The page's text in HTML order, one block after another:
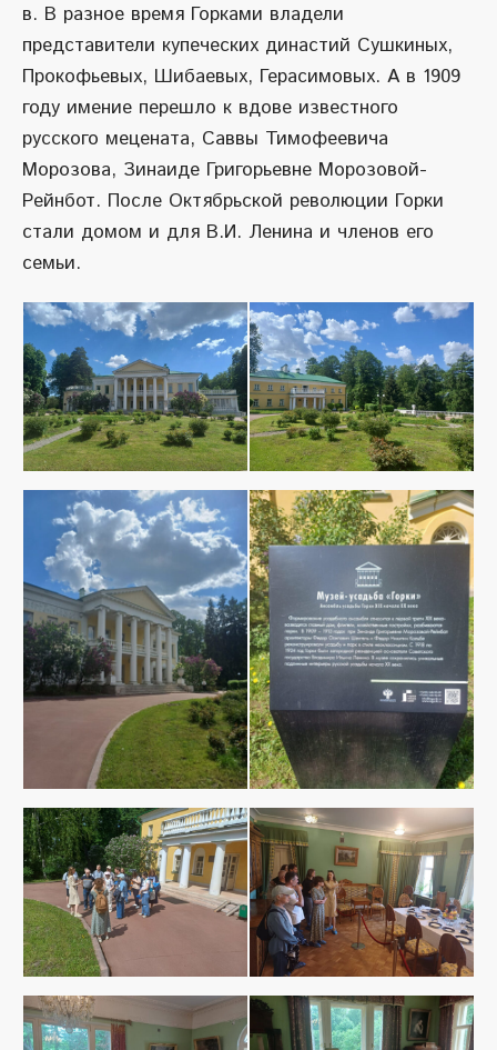
в. В разное время Горками владели
представители купеческих династий Сушкиных,
Прокофьевых, Шибаевых, Герасимовых. А в 1909
году имение перешло к вдове известного
русского мецената, Саввы Тимофеевича
Морозова, Зинаиде Григорьевне Морозовой-
Рейнбот. После Октябрьской революции Горки
стали домом и для В.И. Ленина и членов его
семьи.